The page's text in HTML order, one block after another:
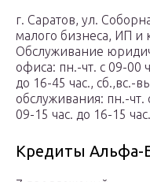
г. Саратов, ул.
малого бизнеса, ИП и
Обслуживание
офиса: пн.-чт. с 09-00
до 16-45 час., сб.,вс.-
обслуживания: пн.-чт.
09-15 час. до 16-15
Кредиты Альфа-